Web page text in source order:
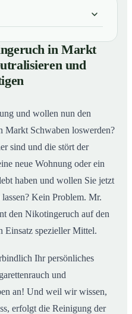
in Markt Schwaben
Zigarettenrauch beseitigen
in Markt Schwaben
in Markt
und
und wollen nun den
Markt Schwaben loswerden?
sind und die stört der
neue Wohnung oder ein
haben und wollen Sie jetzt
Kein Problem. Mr.
den Nikotingeruch auf den
Einsatz spezieller Mittel.
Ihr persönliches
und
an! Und weil wir wissen,
erfolgt die Reinigung der